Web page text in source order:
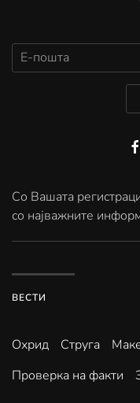
Со Вашата
со најважните
ВЕСТИ
Охрид Струга
Проверка на факти